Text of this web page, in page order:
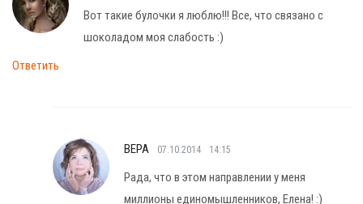
Вот такие булочки я люблю!!! Все, что связано с
шоколадом моя слабость :)
Ответить
ВЕРА 07.10.2014 14:15
Рада, что в этом направлении у меня
миллионы единомышленников, Елена! :)